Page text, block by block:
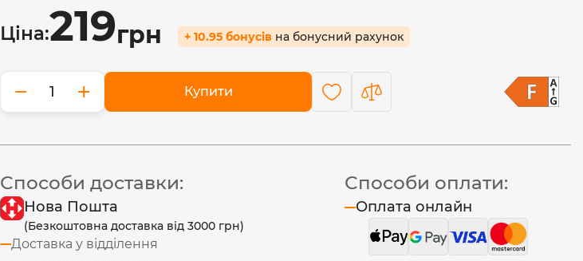
Ціна:219грн + 10.95 бонусів на бонусний рахунок
− + Купити
Способи доставки:
Нова Пошта
(Безкоштовна доставка від 3000 грн)
Доставка у відділення
Способи оплати:
Оплата онлайн